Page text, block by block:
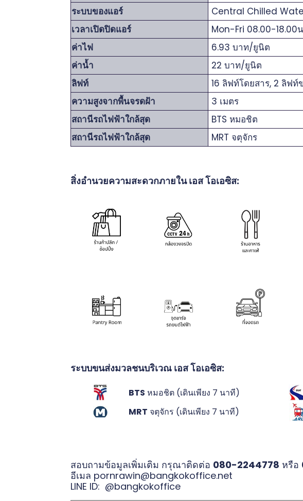
ระบบของแอร์
Central Chilled
เวลาเปิดปิดแอร์
Mon-Fri 08.00-18.00
ค่าไฟ
6.93 บาท/ยูนิต
ค่าน้ำ
22 บาท/ยูนิต
ลิฟท์
16 ลิฟท์โดยสาร, 2 ลิฟ
ความสูงจากพื้นจรดฝ้า
3 เมตร
สถานีรถไฟฟ้าใกล้สุด
BTS หมอชิต
สถานีรถไฟฟ้าใกล้สุด
MRT จตุจักร
สิ่งอำนวยความสะดวกภายใน เอส โอเอซิส:
ระบบขนส่งมวลชนบริเวณ เอส โอเอซิส:
BTS หมอชิต (เดินเพียง 7 นาที)
MRT จตุจักร (เดินเพียง 7 นาที)
สอบถามข้อมูลเพิ่มเติม กรุณาติดต่อ 080-2244778 หรือ
อีเมล pornrawin@bangkokoffice.net
LINE ID: @bangkokoffice